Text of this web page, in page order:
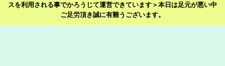
スを利用される事でかろうじて運営できています＞本日は足元が悪い中
ご足労頂き誠に有難うございます。